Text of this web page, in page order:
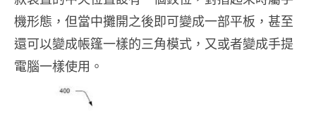
機形態，但當中攤開之後即可變成一部平板，甚至
還可以變成帳篷一樣的三角模式，又或者變成手提
電腦一樣使用。